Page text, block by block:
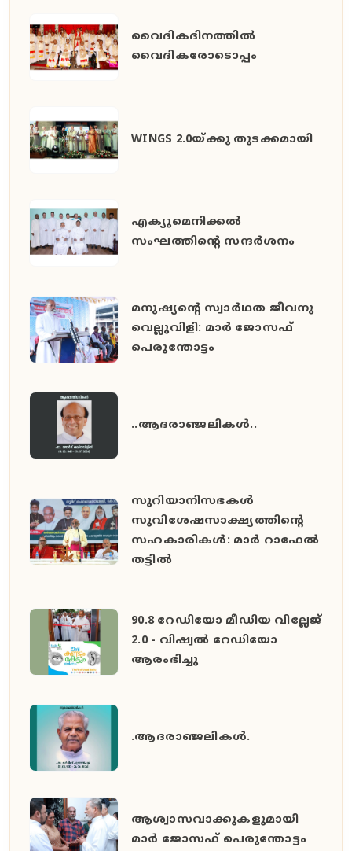
വൈദികദിനത്തിൽ
വൈദികരോടൊപ്പം
WINGS 2.0യ്ക്കു തുടക്കമായി
എക്യുമെനിക്കൽ
സംഘത്തിന്റെ സന്ദർശനം
മനുഷ്യൻ്റെ സ്വാർഥത ജീവനു
വെല്ലുവിളി: മാർ ജോസഫ്
പെരുന്തോട്ടം
..ആദരാഞ്ജലികൾ..
സുറിയാനിസഭകൾ
സുവിശേഷസാക്ഷ്യത്തിൻ്റെ
സഹകാരികൾ: മാർ റാഫേൽ
തട്ടിൽ
90.8 റേഡിയോ മീഡിയ വില്ലേജ്
2.0 - വിഷ്വൽ റേഡിയോ
ആരംഭിച്ചു
.ആദരാഞ്ജലികൾ.
ആശ്വാസവാക്കുകളുമായി
മാർ ജോസഫ് പെരുന്തോട്ടം